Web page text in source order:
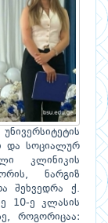
და სოციალურ
კლინიკის
ნარგიზ
შეხვედრა ქ.
10-ე კლასის
როგორიცაა: